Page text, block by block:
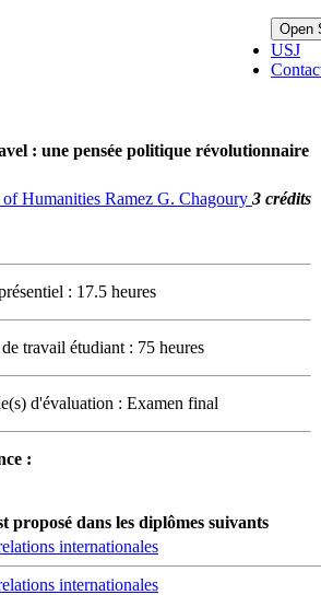
Open
USJ
: une pensée politique révolutionnaire
Humanities Ramez G. Chagoury 3 crédits
: 17.5 heures
travail étudiant : 75 heures
d'évaluation : Examen final
:
proposé dans les diplômes suivants
internationales
internationales